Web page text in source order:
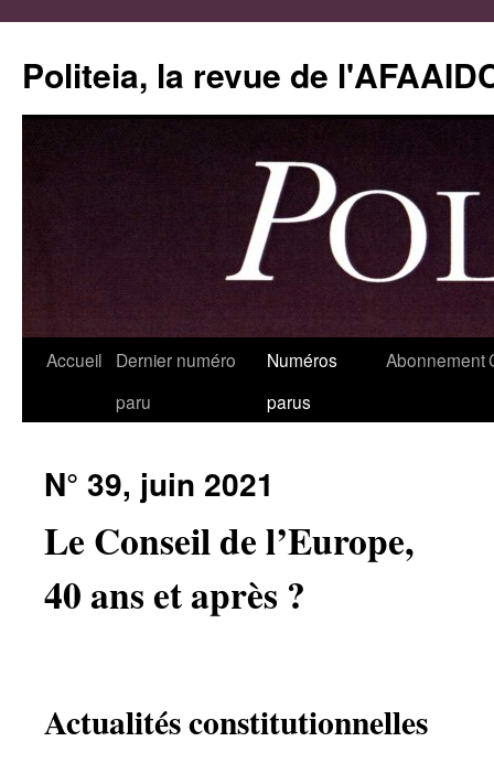
contenu
Politeia, la revue de
Accueil
Dernier numéro
paru
Numéros
parus
Abonnement
N° 39, juin 2021
Le Conseil de l’Europe,
40 ans et après ?
Actualités constitutionnelles